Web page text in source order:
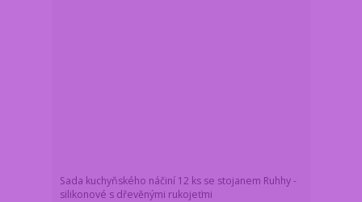
Sada kuchyňského náčiní 12 ks se stojanem Ruhhy -
silikonové s dřevěnými rukojeťmi